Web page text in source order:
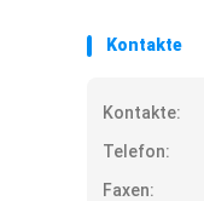
Kontakte
Kontakte:
Telefon:
Faxen: